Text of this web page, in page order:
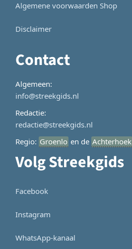
Algemene voorwaarden Shop
Disclaimer
Contact
Algemeen:
info@streekgids.nl
Redactie:
redactie@streekgids.nl
Regio: Groenlo en de Achterhoek
Volg Streekgids
Facebook
Instagram
WhatsApp-kanaal